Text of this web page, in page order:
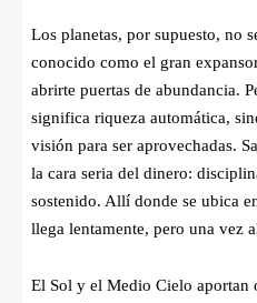
Los planetas, por supuesto, no
conocido como el gran
abrirte puertas de abundancia.
significa riqueza automática,
visión para ser aprovechadas.
la cara seria del dinero:
sostenido. Allí donde se ubica
llega lentamente, pero una vez
El Sol y el Medio Cielo aportan